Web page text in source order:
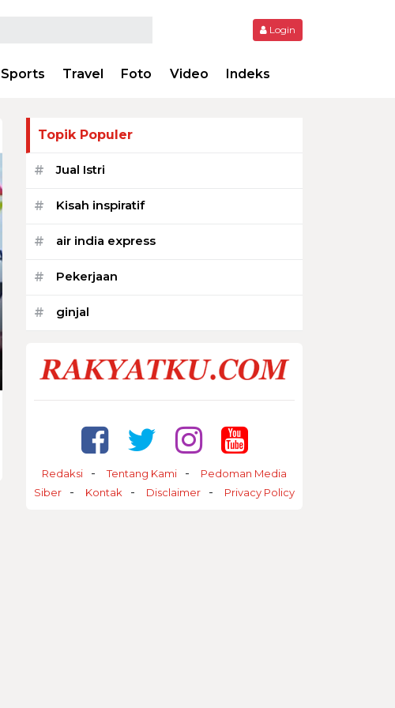
Login
Sports Travel Foto Video Indeks
Topik Populer
# Jual Istri
# Kisah inspiratif
# air india express
# Pekerjaan
# ginjal
Redaksi Tentang Kami
Pedoman Media
Siber
Kontak Disclaimer Privacy Policy